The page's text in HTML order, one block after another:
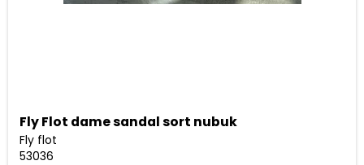
Fly Flot dame sandal sort nubuk
Fly flot
53036